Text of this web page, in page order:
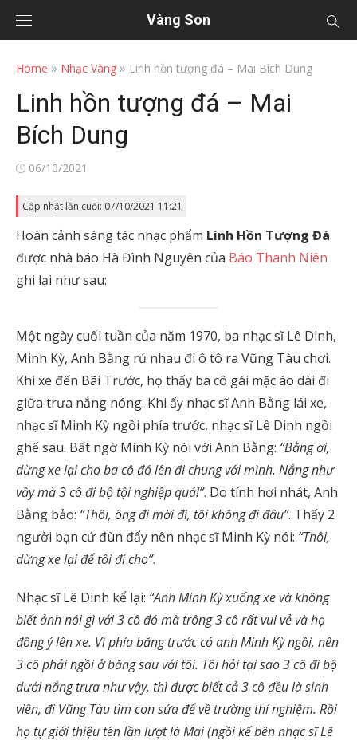
Vàng Son
Home » Nhạc Vàng » Linh hồn tượng đá – Mai Bích Dung
Linh hồn tượng đá – Mai
Bích Dung
Posted
06/10/2021
Cập nhật lần cuối: 07/10/2021 11:21
Hoàn cảnh sáng tác nhạc phẩm Linh Hồn Tượng Đá
được nhà báo Hà Đình Nguyên của Báo Thanh Niên
ghi lại như sau:
Một ngày cuối tuần của năm 1970, ba nhạc sĩ Lê Dinh,
Minh Kỳ, Anh Bằng rủ nhau đi ô tô ra Vũng Tàu chơi.
Khi xe đến Bãi Trước, họ thấy ba cô gái mặc áo dài đi
giữa trưa nắng nóng. Khi ấy nhạc sĩ Anh Bằng lái xe,
nhạc sĩ Minh Kỳ ngồi phía trước, nhạc sĩ Lê Dinh ngồi
ghế sau. Bất ngờ Minh Kỳ nói với Anh Bằng: “Bằng ơi,
dừng xe lại cho ba cô đó lên đi chung với mình. Nắng như
vầy mà 3 cô đi bộ tội nghiệp quá!”. Do tính hơi nhát, Anh
Bằng bảo: “Thôi, ông đi mời đi, tôi không đi đâu”. Thấy 2
người bạn cứ đùn đẩy nên nhạc sĩ Minh Kỳ nói: “Thôi,
dừng xe lại để tôi đi cho”.
Nhạc sĩ Lê Dinh kể lại: “Anh Minh Kỳ xuống xe và không
biết ảnh nói gì với 3 cô đó mà trông 3 cô rất vui vẻ và họ
đồng ý lên xe. Vì phía băng trước có anh Minh Kỳ ngồi, nên
3 cô phải ngồi ở băng sau với tôi. Tôi hỏi tại sao 3 cô đi bộ
dưới nắng trưa như vậy, thì được biết cả 3 cô đều là sinh
viên, đi Vũng Tàu tìm con sứa để về trường thí nghiệm. Rồi
họ tự giới thiệu tên lần lượt là Mai (ngồi kế bên nhạc sĩ Lê